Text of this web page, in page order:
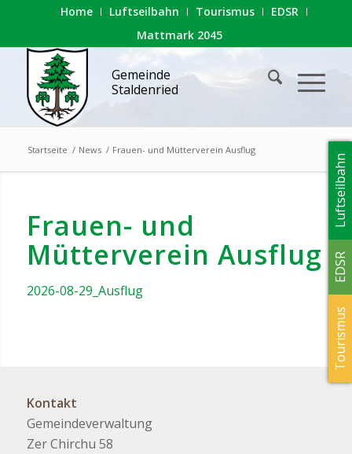
Home Luftseilbahn Tourismus
EDSR
Mattmark 2045
Gemeinde
Staldenried
Startseite / News / Frauen- und Mütterverein Ausflug
Frauen- und
Mütterverein Ausflug
2026-08-29_Ausflug
Kontakt
Gemeindeverwaltung
Zer Chirchu 58
Tourismus
EDSR
Luftseilbahn